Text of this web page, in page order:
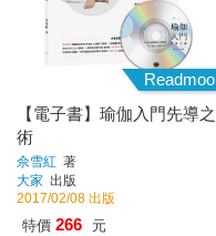
Readmoo
【電子書】瑜伽入門先導之
術
佘雪紅 著
大家 出版
2017/02/08 出版
特價 266 元